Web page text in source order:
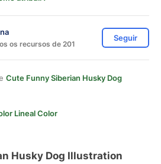
os recursos de 201
Seguir
Cute Funny Siberian Husky Dog
Lineal Color
Husky Dog Illustration